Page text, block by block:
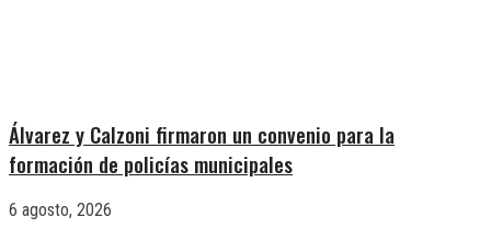
Álvarez y Calzoni firmaron un convenio para la
formación de policías municipales
6 agosto, 2026